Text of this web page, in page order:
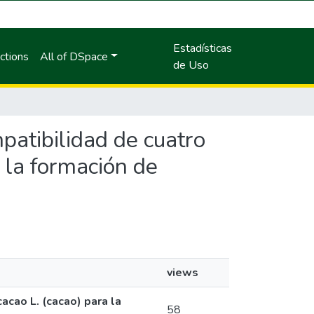
All of DSpace
Estadísticas
de Uso
de cuatro
formación de
views
L. (cacao) para la
58